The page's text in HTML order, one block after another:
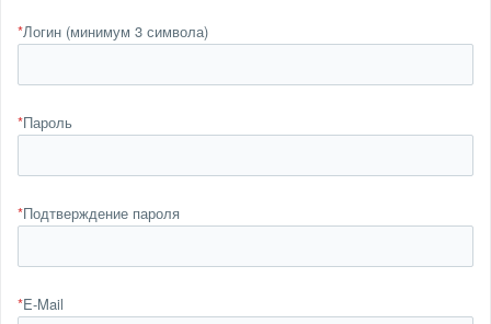
*Логин (минимум 3 символа)
*Пароль
*Подтверждение пароля
*E-Mail